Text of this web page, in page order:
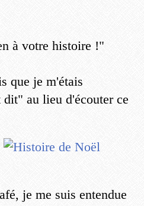
à votre histoire !"
que je m'étais
dit" au lieu d'écouter ce
je me suis entendue